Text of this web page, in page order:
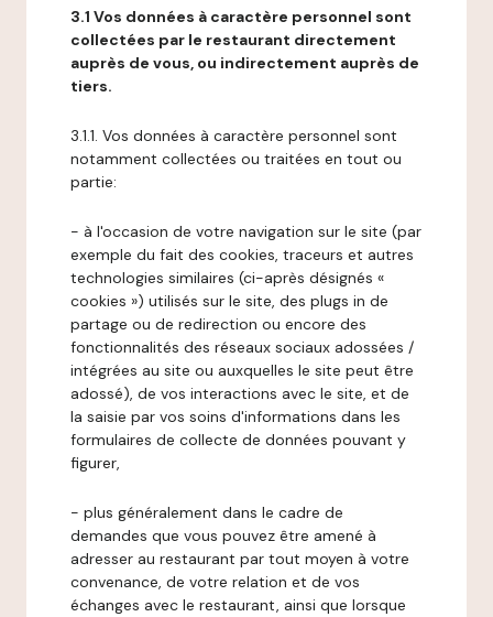
3.1 Vos données à caractère personnel sont
collectées par le restaurant directement
auprès de vous, ou indirectement auprès de
tiers.
3.1.1. Vos données à caractère personnel sont
notamment collectées ou traitées en tout ou
partie:
- à l'occasion de votre navigation sur le site (par
exemple du fait des cookies, traceurs et autres
technologies similaires (ci-après désignés «
cookies ») utilisés sur le site, des plugs in de
partage ou de redirection ou encore des
fonctionnalités des réseaux sociaux adossées /
intégrées au site ou auxquelles le site peut être
adossé), de vos interactions avec le site, et de
la saisie par vos soins d'informations dans les
formulaires de collecte de données pouvant y
figurer,
- plus généralement dans le cadre de
demandes que vous pouvez être amené à
adresser au restaurant par tout moyen à votre
convenance, de votre relation et de vos
échanges avec le restaurant, ainsi que lorsque